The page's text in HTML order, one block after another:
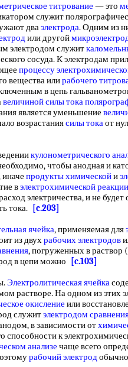
титрование — это
служит
дваэлектрода. Одним из
или другой
электродом служит
сосуда. К электродам
процессу
вещества илирабочего
в цепь
величинойсилы тока
является уменьшение
возрастаниясилы токаот
кулонометрического
чтобы анодная и
продукты химическойи
вэлектрохимической реакции
электричества, и не
тока.
[c.203]
ячейка, применяемая для
из двухрабочих электродов
, погруженных в раствор
в цепи можно
[c.103]
Электролитическая ячейка
растворе. На одном из этих
окисление или
служитэлектродом
в зависимости от
способности к
анализе чаще всего
рабочий электрод